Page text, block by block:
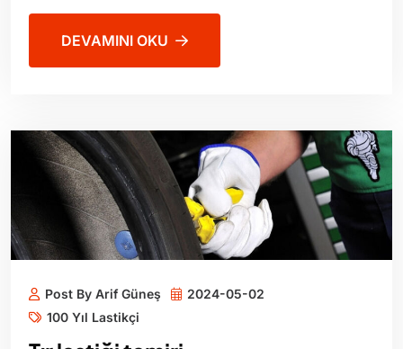
DEVAMINI OKU
Post By Arif Güneş
2024-05-02
100 Yıl Lastikçi